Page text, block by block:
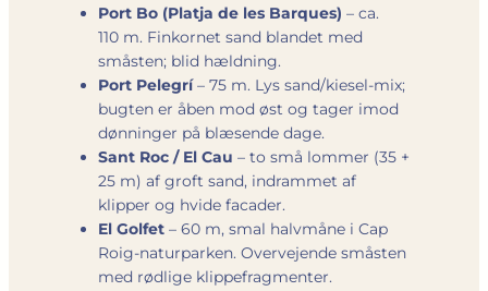
Port Bo (Platja de les Barques) – ca.
110 m. Finkornet sand blandet med
småsten; blid hældning.
Port Pelegrí– 75 m. Lys sand/kiesel-mix;
bugten er åben mod øst og tager imod
dønninger på blæsende dage.
Sant Roc / El Cau – to små lommer (35 +
25 m) af groft sand, indrammet af
klipper og hvide facader.
El Golfet – 60 m, smal halvmåne i Cap
Roig-naturparken. Overvejende småsten
med rødlige klippefragmenter.